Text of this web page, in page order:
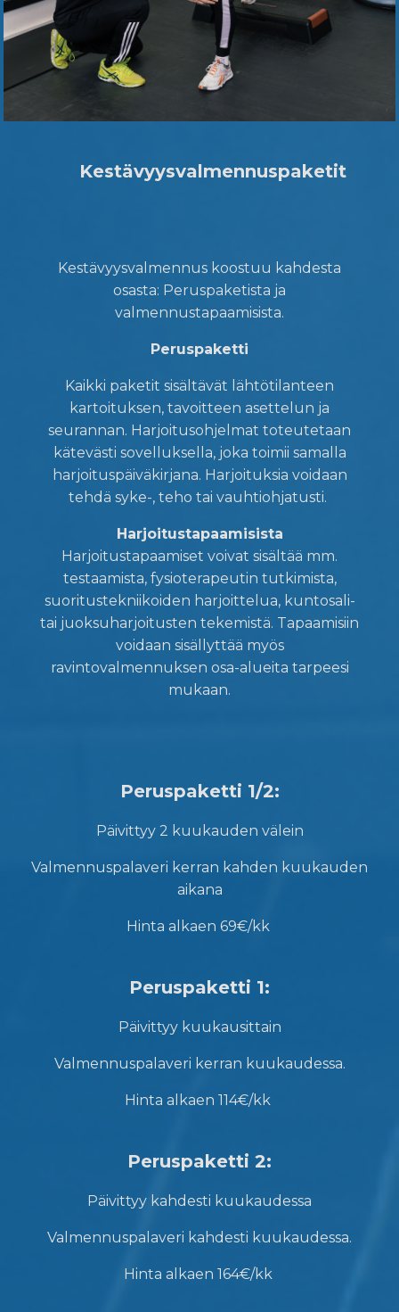
Kestävyysvalmennuspaketit
Kestävyysvalmennus koostuu kahdesta
osasta: Peruspaketista ja
valmennustapaamisista.
Peruspaketti
Kaikki paketit sisältävät lähtötilanteen
kartoituksen, tavoitteen asettelun ja
seurannan. Harjoitusohjelmat toteutetaan
kätevästi sovelluksella, joka toimii samalla
harjoituspäiväkirjana. Harjoituksia voidaan
tehdä syke-, teho tai vauhtiohjatusti.
Harjoitustapaamisista
Harjoitustapaamiset voivat sisältää mm.
testaamista, fysioterapeutin tutkimista,
suoritustekniikoiden harjoittelua, kuntosali-
tai juoksuharjoitusten tekemistä. Tapaamisiin
voidaan sisällyttää myös
ravintovalmennuksen osa-alueita tarpeesi
mukaan.
Peruspaketti 1/2:
Päivittyy 2 kuukauden välein
Valmennuspalaveri kerran kahden kuukauden
aikana
Hinta alkaen 69€/kk
Peruspaketti 1:
Päivittyy kuukausittain
Valmennuspalaveri kerran kuukaudessa.
Hinta alkaen 114€/kk
Peruspaketti 2:
Päivittyy kahdesti kuukaudessa
Valmennuspalaveri kahdesti kuukaudessa.
Hinta alkaen 164€/kk